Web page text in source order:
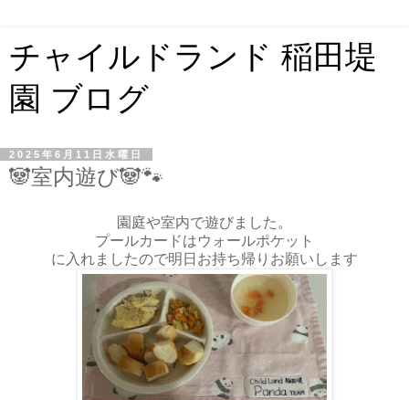
チャイルドランド 稲田堤
園 ブログ
2025年6月11日水曜日
🐼室内遊び🐼🐾
園庭や室内で遊びました。
プールカードはウォールポケット
に入れましたので明日お持ち帰りお願いします